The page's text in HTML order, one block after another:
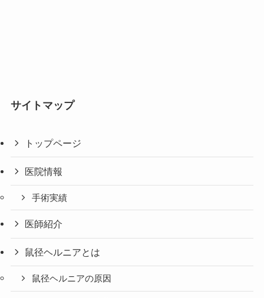
サイトマップ
トップページ
医院情報
手術実績
医師紹介
鼠径ヘルニアとは
鼠径ヘルニアの原因